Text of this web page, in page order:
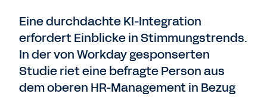
Eine durchdachte KI-Integration
erfordert Einblicke in Stimmungstrends.
In der von Workday gesponserten
Studie riet eine befragte Person aus
dem oberen HR-Management in Bezug